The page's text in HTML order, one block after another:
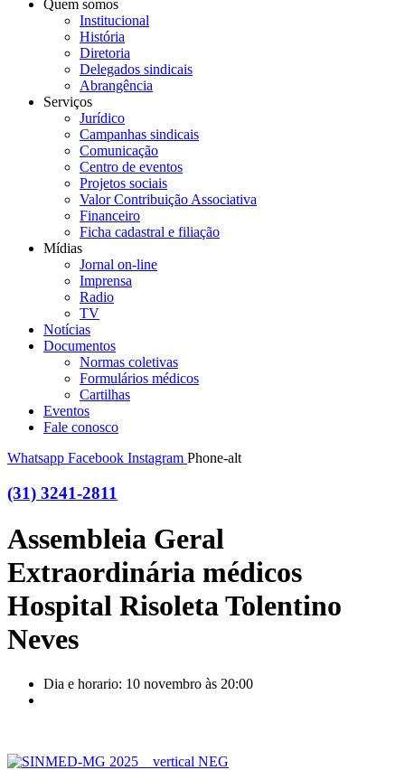
Quem somos
Institucional
História
Diretoria
Delegados sindicais
Abrangência
Serviços
Jurídico
Campanhas sindicais
Comunicação
Centro de eventos
Projetos sociais
Valor Contribuição Associativa
Financeiro
Ficha cadastral e filiação
Mídias
Jornal on-line
Imprensa
Radio
TV
Notícias
Documentos
Normas coletivas
Formulários médicos
Cartilhas
Eventos
Fale conosco
Whatsapp Facebook Instagram Phone-alt
(31) 3241-2811
Assembleia Geral
Extraordinária médicos
Hospital Risoleta Tolentino
Neves
Dia e horario: 10 novembro às 20:00